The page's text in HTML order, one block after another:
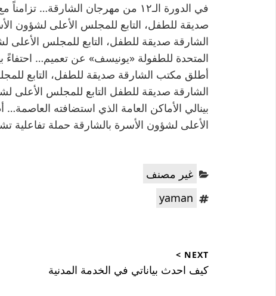
في الدورة الـ١٢ من مهرجان
صديقة للطفل، التابع للمجلس الأعلى لشؤون
الشارقة صديقة للطفل، التابع للمجلس الأعلى
أطلق مكتب الشارقة صديقة للطفل، التابع
الشارقة صديقة للطفل التابع للمجلس الأعلى
بينالي الأماكن العامة الذي استضافته
الأعلى لشؤون الأسرة بالشارقة حملة تفاعلية
Categories:
غير مصنف
Tags:
yaman
المقالات
NEXT >
Next
كيف احدث بياناتي في الخدمة المدنية